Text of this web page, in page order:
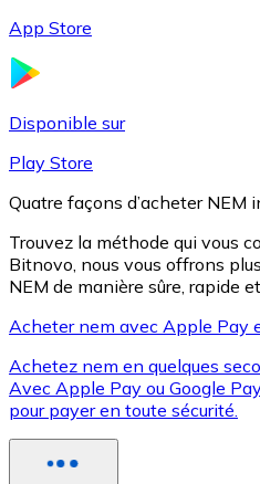
XRP
XRP
App Store
Disponible sur
Play Store
Quatre façons d’acheter
Trouvez la méthode qui vous
Bitnovo, nous vous offrons
NEM de manière sûre, rapide
Acheter nem avec Apple Pay
Achetez nem en quelques
Avec Apple Pay ou Google
pour payer en toute sécurité.